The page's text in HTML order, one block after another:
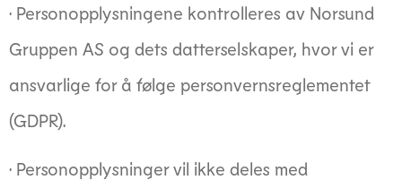
· Personopplysningene kontrolleres av Norsund
Gruppen AS og dets datterselskaper, hvor vi er
ansvarlige for å følge personvernsreglementet
(GDPR).
· Personopplysninger vil ikke deles med